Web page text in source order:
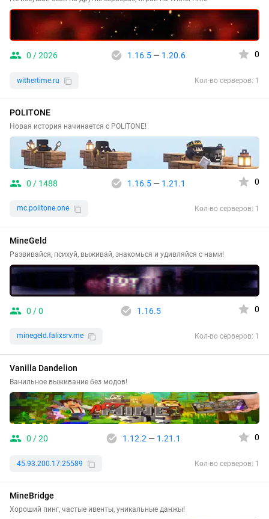
0 / 2026 1.16.5— 1.20.6 0
withertime.ru Кол-во серверов: 1
POLITONE
Новая история начинается с POLITONE!
0 / 1488 1.16.5— 1.21.1 0
mc.politone.one Кол-во серверов: 1
MineGeld
Развивайся, психуй, выживай, знакомься и удивляйся с нами!
0 / 0 1.16.5 0
minegeld.falixsrv.me Кол-во серверов: 1
Vanilla Dandelion
Ванильное выживание без модов!
0 / 20 1.12.2— 1.21.1 0
45.93.200.17:25589 Кол-во серверов: 1
MineBridge
Хороший пинг, частые ивенты, уникальные данжы!